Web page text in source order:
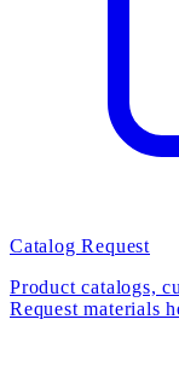
Catalog Request
Product catalogs,
Request materials